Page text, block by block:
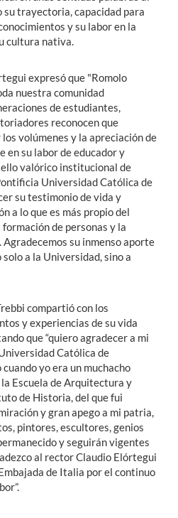
su trayectoria, capacidad para
y su labor en la
cultura nativa.
expresó que "Romolo
nuestra comunidad
de estudiantes,
reconocen que
volúmenes y la apreciación de
en su labor de educador y
valórico institucional de
Universidad Católica de
su testimonio de vida y
a lo que es más propio del
de personas y la
su inmenso aporte
a la Universidad, sino a
compartió con los
y experiencias de su vida
que “quiero agradecer a mi
Católica de
yo era un muchacho
Escuela de Arquitectura y
de Historia, del que fui
y gran apego a mi patria,
pintores, escultores, genios
y seguirán vigentes
al rector Claudio Elórtegui
de Italia por el continuo